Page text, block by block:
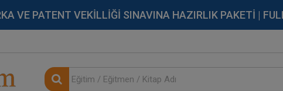
VE PATENT VEKİLLİĞİ SINAVINA HAZIRLIK PAKETİ |